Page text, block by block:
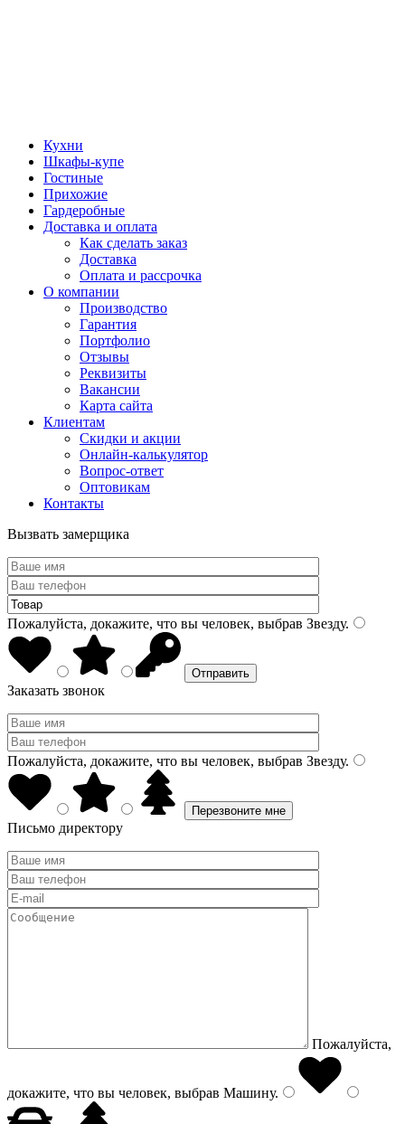
Кухни
Шкафы-купе
Гостиные
Прихожие
Гардеробные
Доставка и оплата
Как сделать заказ
Доставка
Оплата и рассрочка
О компании
Производство
Гарантия
Портфолио
Отзывы
Реквизиты
Вакансии
Карта сайта
Клиентам
Скидки и акции
Онлайн-калькулятор
Вопрос-ответ
Оптовикам
Контакты
Вызвать замерщика
Пожалуйста, докажите, что вы человек, выбрав Звезду.
Заказать звонок
Пожалуйста, докажите, что вы человек, выбрав Звезду.
Письмо директору
Пожалуйста,
докажите, что вы человек, выбрав Машину.